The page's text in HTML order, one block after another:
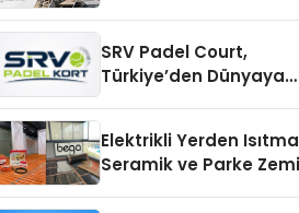
SRV Padel Court,
Türkiye’den Dünyaya
Elektrikli Yerden Isıtma
Seramik ve Parke